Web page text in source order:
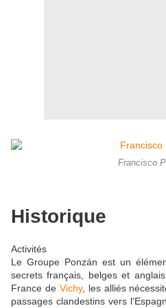
Francisco
Historique
Activités
Le Groupe Ponzán est un
secrets français, belges et
France de Vichy, les alliés
passages clandestins vers